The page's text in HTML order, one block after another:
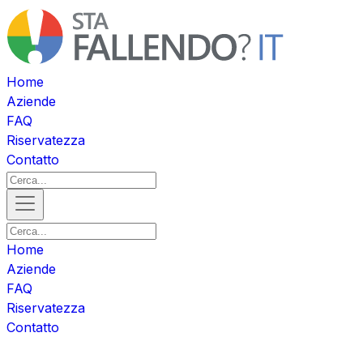
Home
Aziende
FAQ
Riservatezza
Contatto
Home
Aziende
FAQ
Riservatezza
Contatto